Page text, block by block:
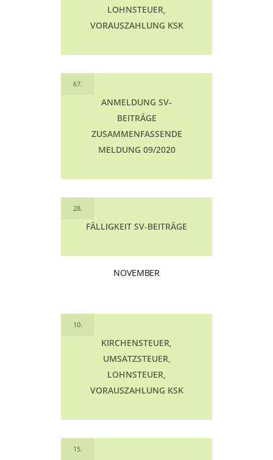
LOHNSTEUER,
VORAUSZAHLUNG KSK
67.
ANMELDUNG SV-
BEITRÄGE
ZUSAMMENFASSENDE
MELDUNG 09/2020
28.
FÄLLIGKEIT SV-BEITRÄGE
NOVEMBER
10.
KIRCHENSTEUER,
UMSATZSTEUER,
LOHNSTEUER,
VORAUSZAHLUNG KSK
15.